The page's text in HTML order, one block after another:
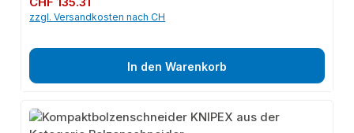
zzgl. Versandkosten nach CH
In den Warenkorb